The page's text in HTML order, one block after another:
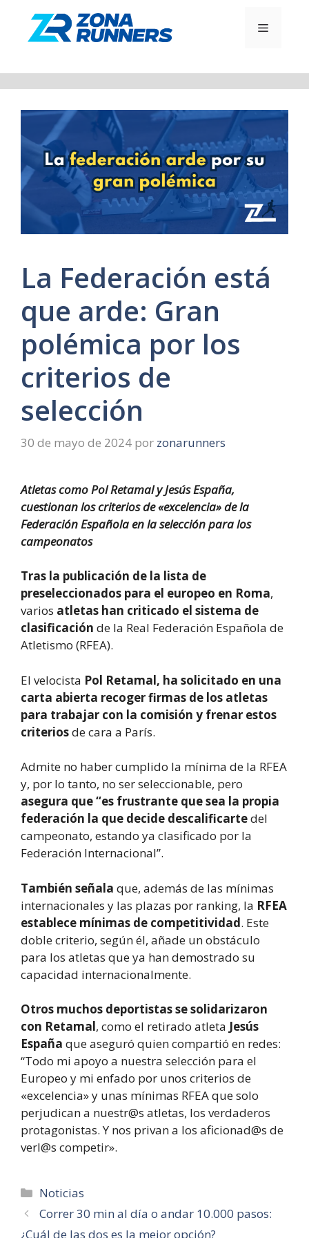
contenido
MENÚ
La Federación está
que arde: Gran
polémica por los
criterios de
selección
30 de mayo de 2024 por zonarunners
Atletas como Pol Retamal y Jesús España,
cuestionan los criterios de «excelencia» de la
Federación Española en la selección para los
campeonatos
Tras la publicación de la lista de
preseleccionados para el europeo en Roma,
varios atletas han criticado el sistema de
clasificación de la Real Federación Española de
Atletismo (RFEA).
El velocista Pol Retamal, ha solicitado en una
carta abierta recoger firmas de los atletas
para trabajar con la comisión y frenar estos
criteriosde cara a París.
Admite no haber cumplido la mínima de la RFEA
y, por lo tanto, no ser seleccionable, pero
asegura que “es frustrante que sea la propia
federación la que decide descalificartedel
campeonato, estando ya clasificado por la
Federación Internacional”.
También señala que, además de las mínimas
internacionales y las plazas por ranking, la RFEA
establece mínimas de competitividad. Este
doble criterio, según él, añade un obstáculo
para los atletas que ya han demostrado su
capacidad internacionalmente.
Otros muchos deportistas se solidarizaron
con Retamal, como el retirado atleta Jesús
España que aseguró quien compartió en redes:
“Todo mi apoyo a nuestra selección para el
Europeo y mi enfado por unos criterios de
«excelencia» y unas mínimas RFEA que solo
perjudican a nuestr@s atletas, los verdaderos
protagonistas. Y nos privan a los aficionad@s de
verl@s competir».
Categorías
Noticias
Correr 30 min al día o andar 10.000 pasos:
¿Cuál de las dos es la mejor opción?